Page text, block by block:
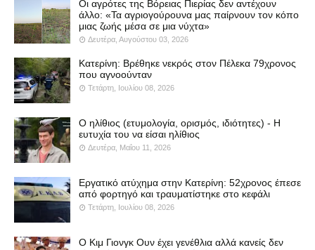
Οι αγρότες της Βόρειας Πιερίας δεν αντέχουν
άλλο: «Τα αγριογούρουνα μας παίρνουν τον κόπο
μιας ζωής μέσα σε μια νύχτα»
Δευτέρα, Αυγούστου 03, 2026
Κατερίνη: Βρέθηκε νεκρός στον Πέλεκα 79χρονος
που αγνοούνταν
Τετάρτη, Ιουλίου 08, 2026
Ο ηλίθιος (ετυμολογία, ορισμός, ιδιότητες) - Η
ευτυχία του να είσαι ηλίθιος
Δευτέρα, Μαΐου 11, 2026
Εργατικό ατύχημα στην Κατερίνη: 52χρονος έπεσε
από φορτηγό και τραυματίστηκε στο κεφάλι
Τετάρτη, Ιουλίου 08, 2026
Ο Κιμ Γιονγκ Ουν έχει γενέθλια αλλά κανείς δεν